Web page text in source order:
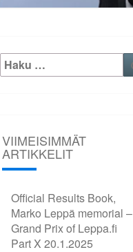
Etsi:
VIIMEISIMMÄT
ARTIKKELIT
Official Results Book,
Marko Leppä memorial –
Grand Prix of Leppa.fi
Part X 20.1.2025